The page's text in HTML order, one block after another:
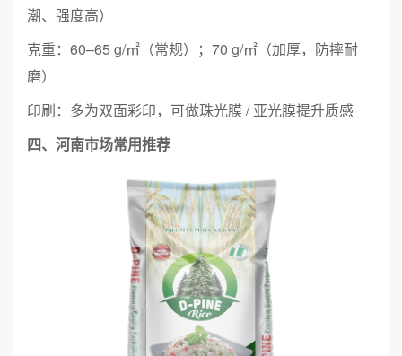
潮、强度高）
克重：60–65 g/㎡（常规）；70 g/㎡（加厚，防摔耐
磨）
印刷：多为双面彩印，可做珠光膜 / 亚光膜提升质感
四、河南市场常用推荐